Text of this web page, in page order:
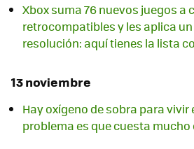
Xbox suma 76 nuevos juegos a
retrocompatibles y les aplica
resolución: aquí tienes la lista
13 noviembre
Hay oxígeno de sobra para vivir
problema es que cuesta